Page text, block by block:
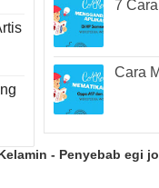
7
Cara
- Penyebab egi